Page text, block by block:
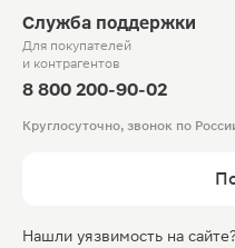
Служба поддержки
Для покупателей
и контрагентов
8 800 200-90-02
Круглосуточно, звонок по
Нашли уязвимость на